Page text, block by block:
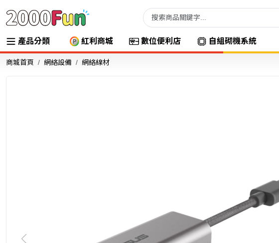
產品分類 紅利商城 數位便利店 自組砌機系統
商城首頁 網絡設備 網絡線材